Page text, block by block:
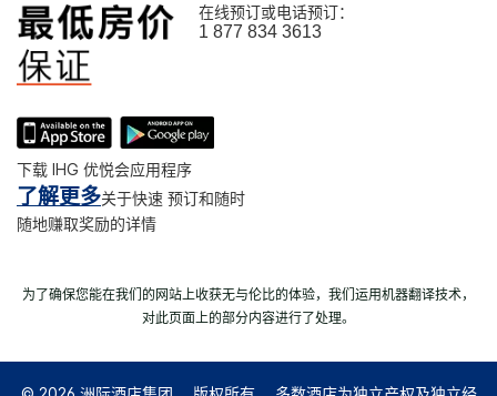
在线预订或电话预订：
1 877 834 3613
下载 IHG 优悦会应用程序
了解更多关于快速 预订和随时
随地赚取奖励的详情
为了确保您能在我们的网站上收获无与伦比的体验，我们运用机器翻译技术，
对此页面上的部分内容进行了处理。